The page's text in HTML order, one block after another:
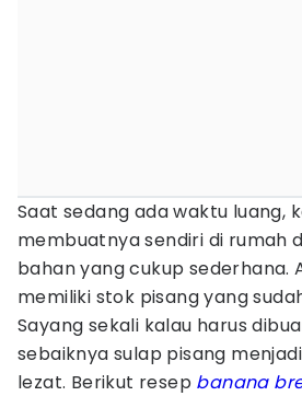
Saat sedang ada waktu luang,
membuatnya sendiri di rumah
bahan yang cukup sederhana.
memiliki stok pisang yang
Sayang sekali kalau harus
sebaiknya sulap pisang
lezat. Berikut resep banana